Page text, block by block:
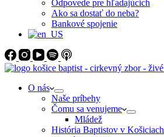
Odpovede pre hľadajúcich
Ako sa dostať do neba?
Bankové spojenie
O nás
Naše príbehy
Čomu sa venujeme
Mládež
História Baptistov v Košiciach